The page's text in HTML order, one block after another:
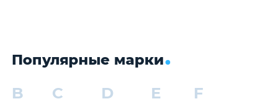
Популярные марки
B C D E F